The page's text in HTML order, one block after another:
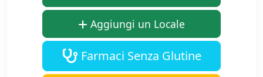
Aggiungi un Locale
Farmaci Senza Glutine